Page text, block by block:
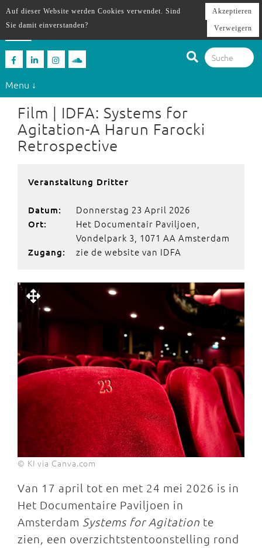
Menu ↓
Film | IDFA: Systems for
Agitation-A Harun Farocki
Retrospective
Veranstaltung Dritter
Datum: Donnerstag 23 April 2026
Ort:
Het Documentair Paviljoen,
Vondelpark 3, 1071 AA Amsterdam
Zugang: zie de website van IDFA
© KI via Canva.com
Van 17 april tot en met 24 mei 2026 is in
Het Documentaire Paviljoen in
Amsterdam Systems for Agitation te
zien, een overzichtstentoonstelling rond
Auf dieser Website werden Cookies verwendet. Sind
Sie damit einverstanden?
Akzeptieren
Verweigern